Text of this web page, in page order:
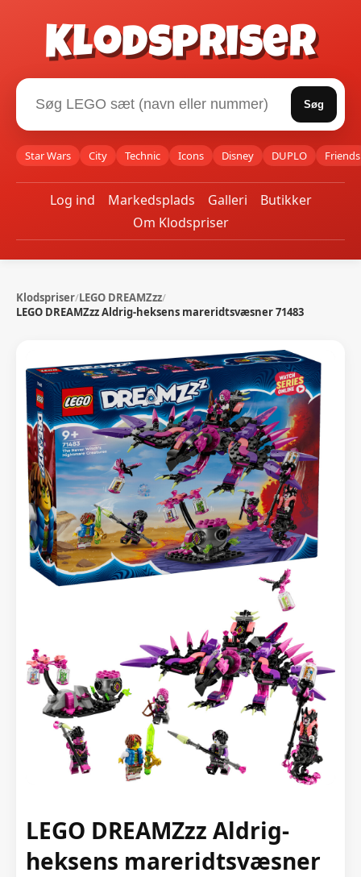
Klodspriser
Søg
Star Wars City Technic Icons Disney DUPLO Friends
Log ind Markedsplads Galleri
Butikker
Om Klodspriser
Klodspriser/LEGO DREAMZzz/
LEGO DREAMZzz Aldrig-heksens mareridtsvæsner 71483
LEGO DREAMZzz Aldrig-
heksens mareridtsvæsner